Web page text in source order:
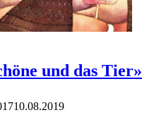
und das Tier»
10.08.2019